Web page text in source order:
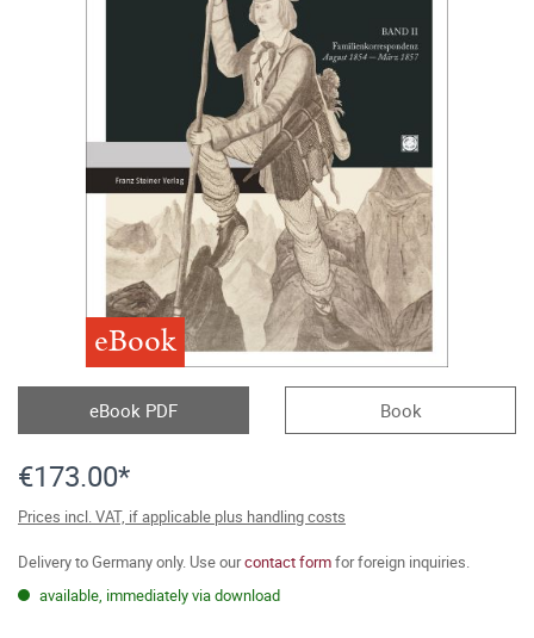
eBook
eBook PDF Book
€173.00*
Prices incl. VAT, if applicable plus handling costs
Delivery to Germany only. Use ourcontact formfor foreign inquiries.
available, immediately via download